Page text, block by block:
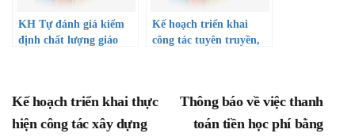
KH Tự đánh giá kiểm
định chất lượng giáo
Kế hoạch triển khai
công tác tuyên truyền,
2023
Kế hoạch triển khai thực
hiện công tác xây dựng
Thông báo về việc thanh
toán tiền học phí bằng